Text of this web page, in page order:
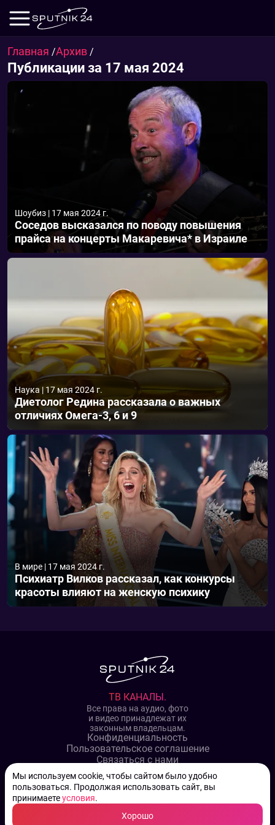
Мы используем cookie, чтобы сайтом было удобно
пользоваться. Продолжая использовать сайт, вы
принимаетеусловия.
Хорошо
Главная /Архив /
Публикации за 17 мая 2024
Шоубиз | 17 мая 2024 г.
Соседов высказался по поводу повышения
прайса на концерты Макаревича* в Израиле
Наука | 17 мая 2024 г.
Диетолог Редина рассказала о важных
отличиях Омега-3, 6 и 9
В мире | 17 мая 2024 г.
Психиатр Вилков рассказал, как конкурсы
красоты влияют на женскую психику
ТВ КАНАЛЫ.
Все права на аудио, фото
и видео принадлежат их
законным владельцам.
Конфиденциальность
Пользовательское соглашение
Связаться с нами
Наша пресс служба
Контакты редакции
Авторы
Архив